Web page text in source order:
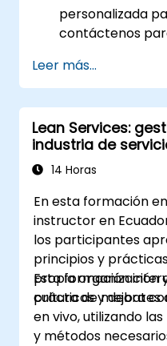
personalizada
contáctenos
Leer más...
Lean Services:
industria de
14 Horas
En esta formación
instructor en
los participantes
principios y
propia organización
cultura de mejora
Esta formación
prácticos y debates
en vivo, utilizando
y métodos